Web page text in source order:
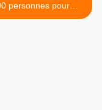
personnes pour
et pour le droit